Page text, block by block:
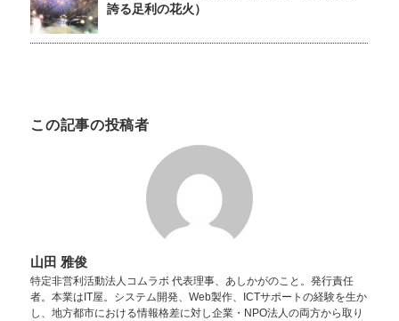
誇る足利の花火）
この記事の投稿者
山田 雅俊
特定非営利活動法人コムラボ 代表理事、あしかがのこと。発行責任
者。本業はIT屋。システム開発、Web製作、ICTサポートの経験を生か
し、地方都市における情報格差に対し企業・NPO法人の両方から取り